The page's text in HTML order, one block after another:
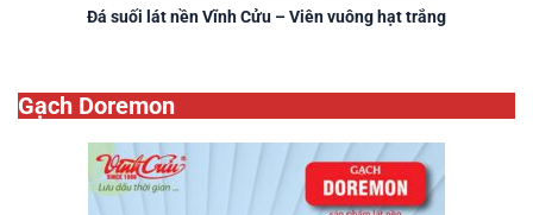
Đá suối lát nền Vĩnh Cửu – Viên vuông hạt trắng
Gạch Doremon